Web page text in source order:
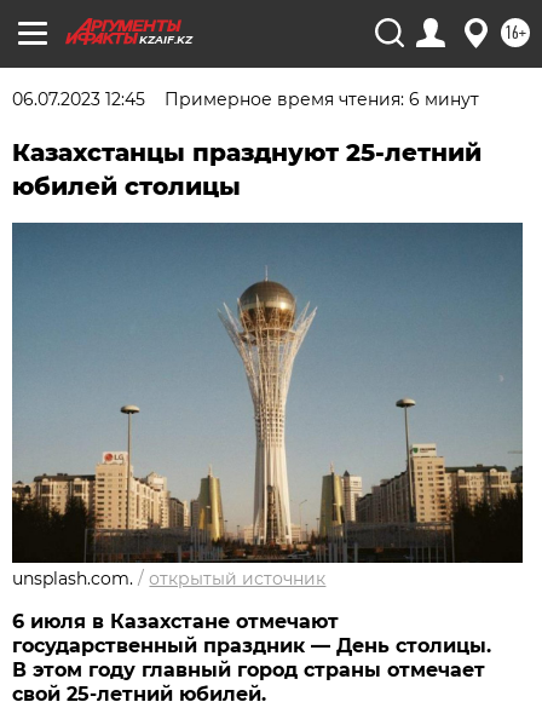
KZAIF.KZ 16+
06.07.2023 12:45 Примерное время чтения: 6 минут
Казахстанцы празднуют 25-летний
юбилей столицы
unsplash.com. /открытый источник
6 июля в Казахстане отмечают
государственный праздник — День столицы.
В этом году главный город страны отмечает
свой 25-летний юбилей.